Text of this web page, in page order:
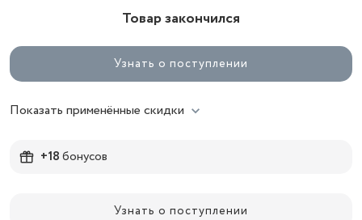
Товар закончился
Узнать о поступлении
Показать применённые скидки
+18бонусов
Узнать о поступлении